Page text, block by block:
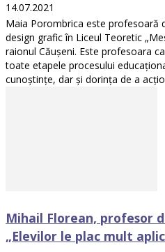
14.07.2021
Maia Porombrica este profesoară
design grafic în Liceul Teoretic
raionul Căușeni. Este profesoara
toate etapele procesului
cunoștințe, dar și dorința de a
Mihail Florean, profesor
„Elevilor le plac mult